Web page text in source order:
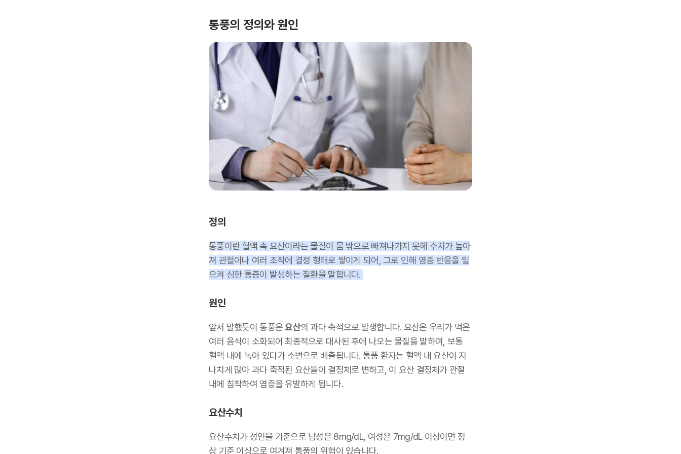
통풍의 정의와 원인
정의
통풍이란 혈액 속 요산이라는 물질이 몸 밖으로 빠져나가지 못해 수치가 높아
져 관절이나 여러 조직에 결정 형태로 쌓이게 되어, 그로 인해 염증 반응을 일
으켜 심한 통증이 발생하는 질환을 말합니다.
원인
앞서 말했듯이 통풍은요산의 과다 축적으로 발생합니다. 요산은 우리가 먹은
여러 음식이 소화되어 최종적으로 대사된 후에 나오는 물질을 말하며, 보통
혈액 내에 녹아 있다가 소변으로 배출됩니다. 통풍 환자는 혈액 내 요산이 지
나치게 많아 과다 축적된 요산들이 결정체로 변하고, 이 요산 결정체가 관절
내에 침착하여 염증을 유발하게 됩니다.
요산수치
요산수치가 성인을 기준으로 남성은 8mg/dL, 여성은 7mg/dL 이상이면 정
상 기준 이상으로 여겨져 통풍의 위험이 있습니다.